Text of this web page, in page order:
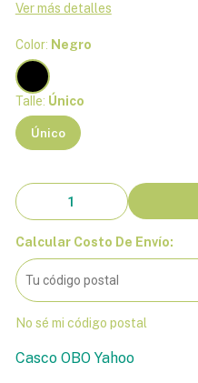
Ver más detalles
Color: Negro
Talle: Único
Único
Calcular Costo De Envío:
No sé mi código postal
Casco OBO Yahoo